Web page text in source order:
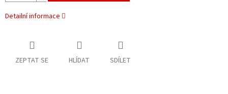
Detailní informace
ZEPTAT SE HLÍDAT SDÍLET